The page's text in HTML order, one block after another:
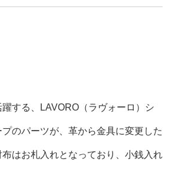
する、LAVORO（ラヴォーロ）シ
のパーツが、革から金具に変更した
はお札入れとなっており、小銭入れ